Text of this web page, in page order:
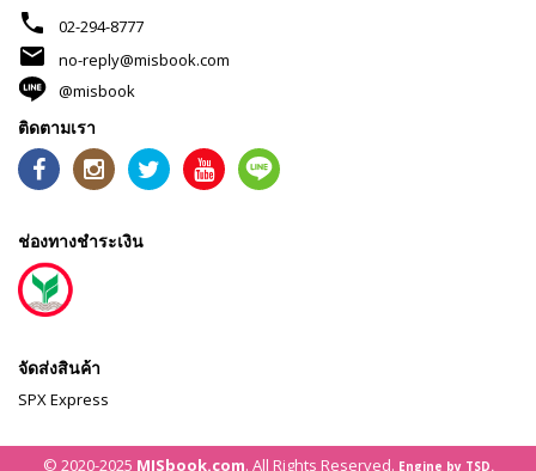
phone 02-294-8777
mail
no-reply@misbook.com
@misbook
ติดตามเรา
ช่องทางชำระเงิน
จัดส่งสินค้า
SPX Express
© 2020-2025 MISbook.com. All Rights Reserved. Engine by TSD.